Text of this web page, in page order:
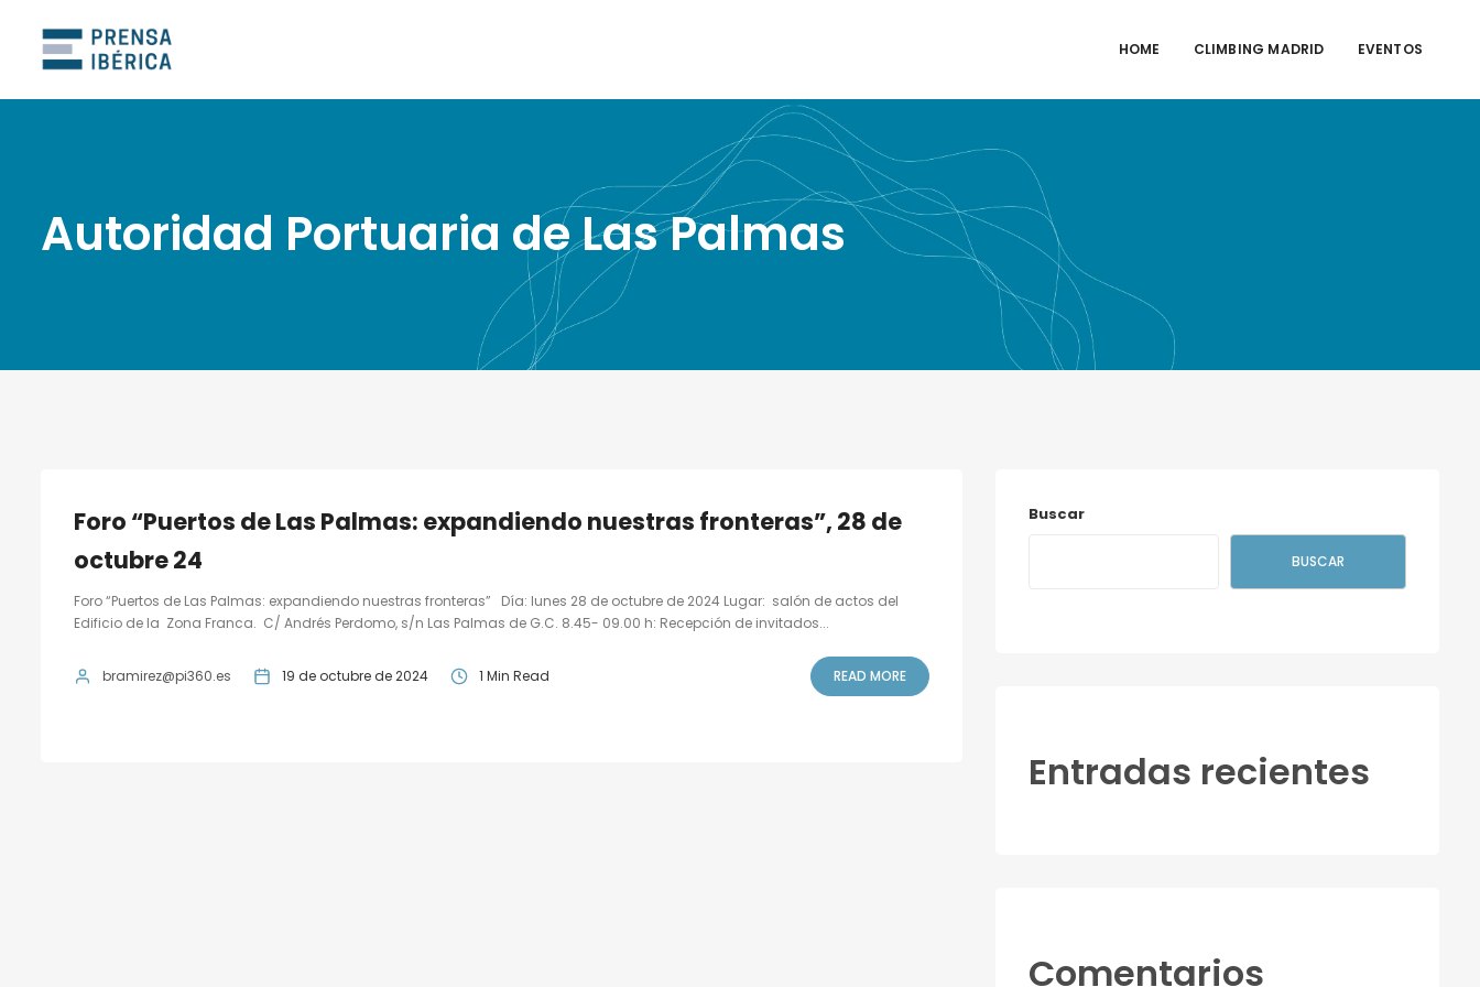
HOME CLIMBING MADRID EVENTOS
Autoridad Portuaria de Las Palmas
Foro “Puertos de Las Palmas: expandiendo nuestras fronteras”, 28 de
octubre 24
Foro “Puertos de Las Palmas: expandiendo nuestras fronteras” Día: lunes 28 de octubre de 2024 Lugar: salón de actos del
Edificio de la Zona Franca. C/ Andrés Perdomo, s/n Las Palmas de G.C. 8.45- 09.00 h: Recepción de invitados...
bramirez@pi360.es 19 de octubre de 2024 1 Min Read READ MORE
Buscar
BUSCAR
Entradas recientes
Comentarios